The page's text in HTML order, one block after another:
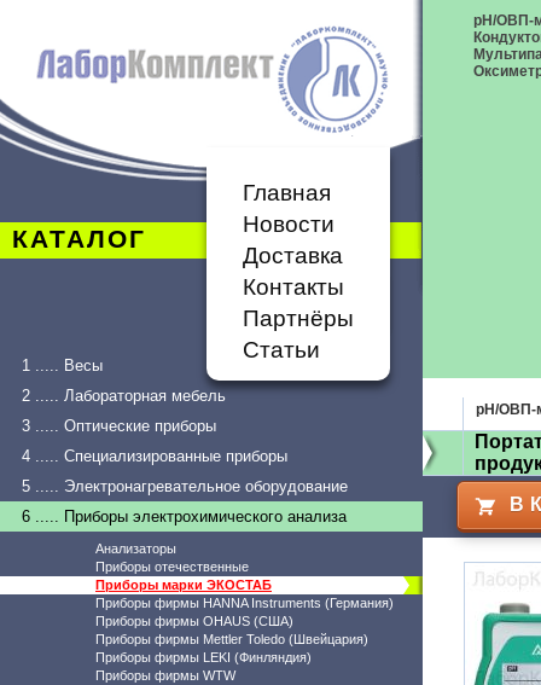
КАТАЛОГ
Главная
Новости
Доставка
Контакты
Партнёры
Статьи
1 ..... Весы
2 ..... Лабораторная мебель
3 ..... Оптические приборы
4 ..... Специализированные приборы
5 ..... Электронагревательное оборудование
6 ..... Приборы электрохимического анализа
Анализаторы
Приборы отечественные
Приборы марки ЭКОСТАБ
Приборы фирмы HANNA Instruments (Германия)
Приборы фирмы OHAUS (США)
Приборы фирмы Mettler Toledo (Швейцария)
Приборы фирмы LEKI (Финляндия)
Приборы фирмы WTW
рН/ОВП-
рН/ОВП-
В